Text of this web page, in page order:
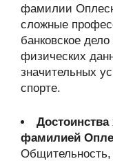
фамилии
сложные
банковское
физических
значительных
спорте.
Достоинства
фамилией
Общительность,